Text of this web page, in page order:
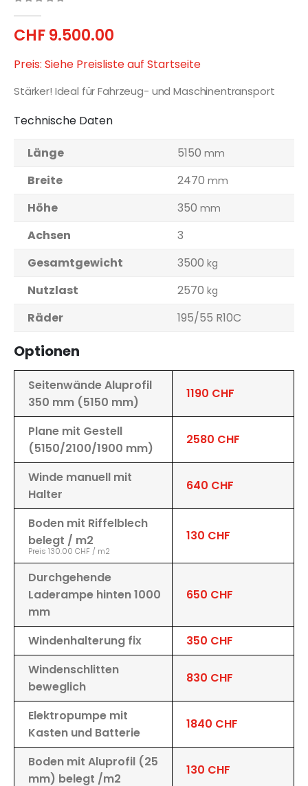
CHF9.500.00
Preis: Siehe Preisliste auf Startseite
Stärker! Ideal für Fahrzeug- und Maschinentransport
Technische Daten
Länge 5150 mm
Breite 2470 mm
Höhe 350 mm
Achsen
3
Gesamtgewicht
3500 kg
Nutzlast 2570 kg
Räder 195/55 R10C
Optionen
Seitenwände Aluprofil
350 mm (5150 mm)
1190 CHF
Plane mit Gestell
(5150/2100/1900 mm)
2580 CHF
Winde manuell mit
Halter
640 CHF
Boden mit Riffelblech
belegt / m2
Preis 130.00 CHF / m2
130 CHF
Durchgehende
Laderampe hinten 1000
mm
650 CHF
Windenhalterung fix
350 CHF
Windenschlitten
beweglich
830 CHF
Elektropumpe mit
Kasten und Batterie
1840 CHF
Boden mit Aluprofil (25
mm) belegt /m2
130 CHF